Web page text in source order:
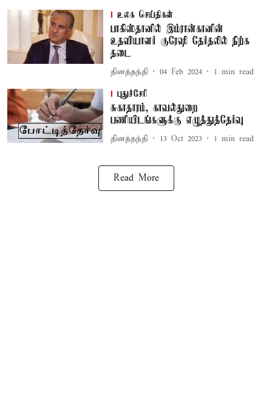
உலக செய்திகள்
பாகிஸ்தானில் இம்ரான்கானின்
உதவியாளர் குரேஷி தேர்தலில் நிற்க
தடை
தினத்தந்தி 04 Feb 2024 1 min read
புதுச்சேரி
சுகாதாரம், காவல்துறை
பணியிடங்களுக்கு எழுத்துத்தேர்வு
தினத்தந்தி 13 Oct 2023 1 min read
Read More